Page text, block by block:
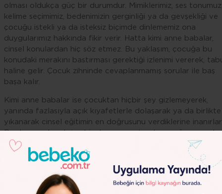
olması oldukça güç bir durumdur. Mimiklerimiz, ses
kelime seçimimiz, bedenimizin gerginliği ya da gevşekliği ve
çocuğu istekli ya da isteksiz biçimde dinlememiz ona
duygularımız hakkında fikir verir. Hatta kimi anne babalar,
cinsel konulardan hiç söz etmez. Bu yaklaşım, çocuğa bu
konudaki merakını bastırması gerektiği izlenimi vererek,
haline gelir. Çocuk zihninde cevaplanmamış sorular ile baş
başa kalır.
Kimi anne babalar ise çocuktan hiçbir şey gizlemeyerek,
yanında fazlasıyla açık kıyafetlerle dolaşarak ya da birlikte
yıkanarak cinsel eğitimin en doğrusunu verdiklerine
Bu davranışlar aksine bir durum yaratarak çocuğun
gereğinden fazla kamçılar ve kavramaya hazır olmadığı
gözlemlerle aklı daha çok karışmış olur.
Öyleyse doğru tutum ne olmalıdır?
Cinsel eğitim doğum